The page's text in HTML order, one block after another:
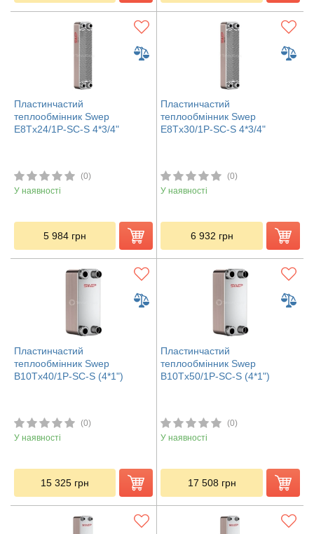
Пластинчастий
теплообмінник Swep
E8Tx24/1P-SC-S 4*3/4"
(0)
У наявності
5 984 грн
Пластинчастий
теплообмінник Swep
E8Tx30/1P-SC-S 4*3/4"
(0)
У наявності
6 932 грн
Пластинчастий
теплообмінник Swep
В10Tx40/1P-SC-S (4*1")
(0)
У наявності
15 325 грн
Пластинчастий
теплообмінник Swep
В10Tx50/1P-SC-S (4*1")
(0)
У наявності
17 508 грн